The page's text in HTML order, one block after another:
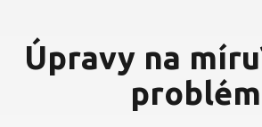
Úpravy na